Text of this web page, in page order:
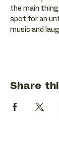
the main
spot for an
music and
Share